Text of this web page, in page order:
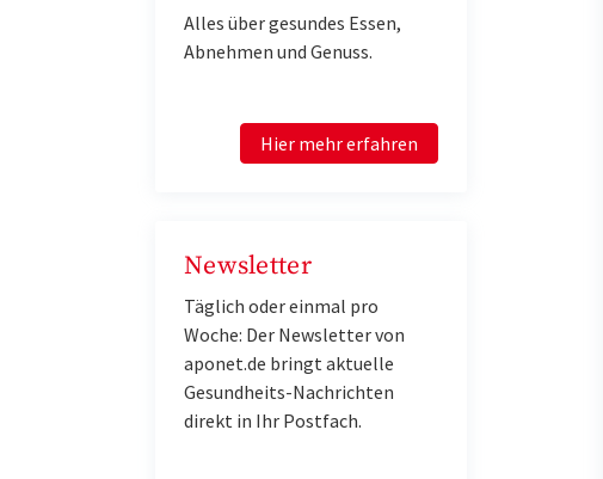
Alles über gesundes Essen,
Abnehmen und Genuss.
Hier mehr erfahren
Newsletter
Täglich oder einmal pro
Woche: Der Newsletter von
aponet.de bringt aktuelle
Gesundheits-Nachrichten
direkt in Ihr Postfach.